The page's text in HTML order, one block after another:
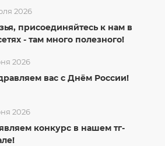
2026
присоединяйтесь к нам в
- там много полезного!
2026
вас с Днём России!
2026
конкурс в нашем тг-